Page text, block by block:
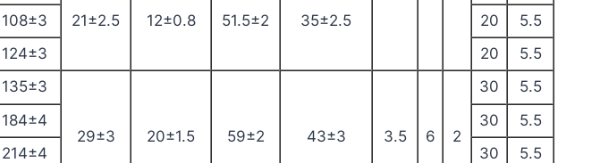
21±2.5
12±0.8 51.5±2 35±2.5
108±3 20
5.5
124±3 20
5.5
135±3
29±3 20±1.5 59±2 43±3 3.5 6 2
30
5.5
184±4 30
5.5
214±4 30
5.5